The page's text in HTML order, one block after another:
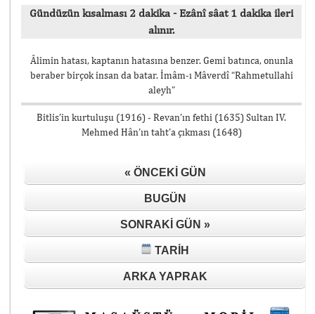
Gündüzün kısalması 2 dakika - Ezânî sâat 1 dakika ileri
alınır.
Âlimin hatası, kaptanın hatasına benzer. Gemi batınca, onunla
beraber birçok insan da batar. İmâm-ı Mâverdî “Rahmetullahi
aleyh”
Bitlis’in kurtuluşu (1916) - Revan’ın fethi (1635) Sultan IV.
Mehmed Hân’ın taht’a çıkması (1648)
« ÖNCEKI GÜN
BUGÜN
SONRAKI GÜN »
TARIH
ARKA YAPRAK